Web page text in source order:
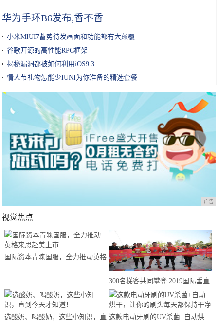
华为手环B6发布,香不香
小米MIUI7蓄势待发画面和功能都有大颠覆
谷歌开源的高性能RPC框架
揭秘漏洞都被如何利用iOS9.3
情人节礼物怎能少IUNI为你准备的精选套餐
广告
视觉焦点
国际资本青睐国服，全力推动英格
300名梯客共同攀登 2019国际垂直
马拉松超级精英赛顺德海骏达中心
站欢乐开跑
选酸奶、喝酸奶，这些小知识，直 这款电动牙刷的UV杀菌+自动烘